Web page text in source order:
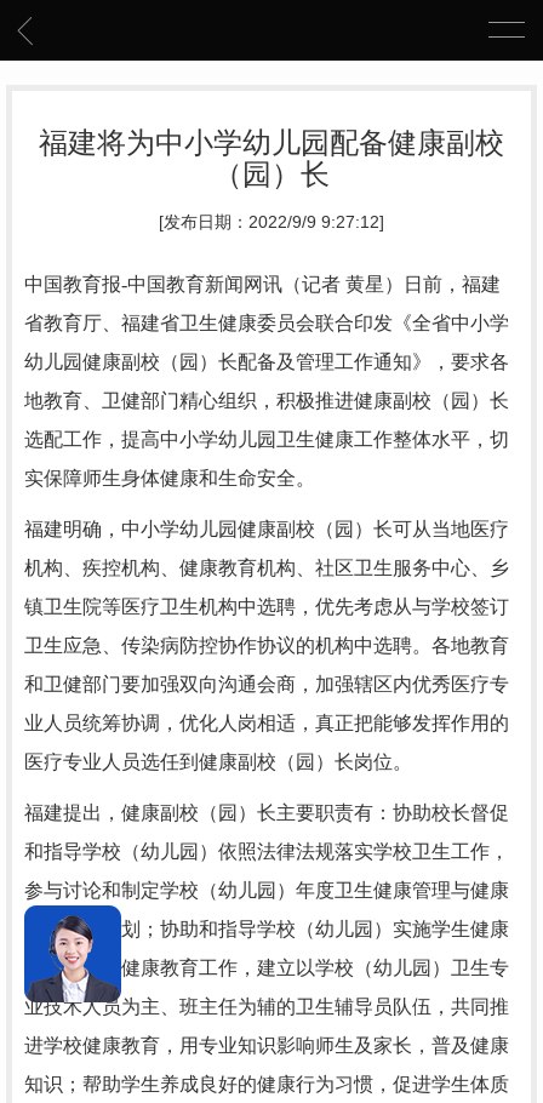
福建将为中小学幼儿园配备健康副校
（园）长
[发布日期：2022/9/9 9:27:12]
中国教育报-中国教育新闻网讯（记者 黄星）
日前，福建
省教育厅、福建省卫生健康委员会联合印发《全省中小学
幼儿园健康副校（园）长配备及管理工作通知》，要求各
地教育、卫健部门精心组织，积极推进健康副校（园）长
选配工作，提高中小学幼儿园卫生健康工作整体水平，切
实保障师生身体健康和生命安全。
福建明确，中小学幼儿园健康副校（园）长可从当地医疗
机构、疾控机构、健康教育机构、社区卫生服务中心、乡
镇卫生院等医疗卫生机构中选聘，优先考虑从与学校签订
卫生应急、传染病防控协作协议的机构中选聘。各地教育
和卫健部门要加强双向沟通会商，加强辖区内优秀医疗专
业人员统筹协调，优化人岗相适，真正把能够发挥作用的
医疗专业人员选任到健康副校（园）长岗位。
福建提出，健康副校（园）长主要职责有：协助校长督促
和指导学校（幼儿园）依照法律法规落实学校卫生工作，
参与讨论和制定学校（幼儿园）年度卫生健康管理与健康
教育工作计划；协助和指导学校（幼儿园）实施学生健康
状况监测和健康教育工作，建立以学校（幼儿园）卫生专
业技术人员为主、班主任为辅的卫生辅导员队伍，共同推
进学校健康教育，用专业知识影响师生及家长，普及健康
知识；帮助学生养成良好的健康行为习惯，促进学生体质